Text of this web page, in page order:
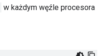
w każdym węźle procesora